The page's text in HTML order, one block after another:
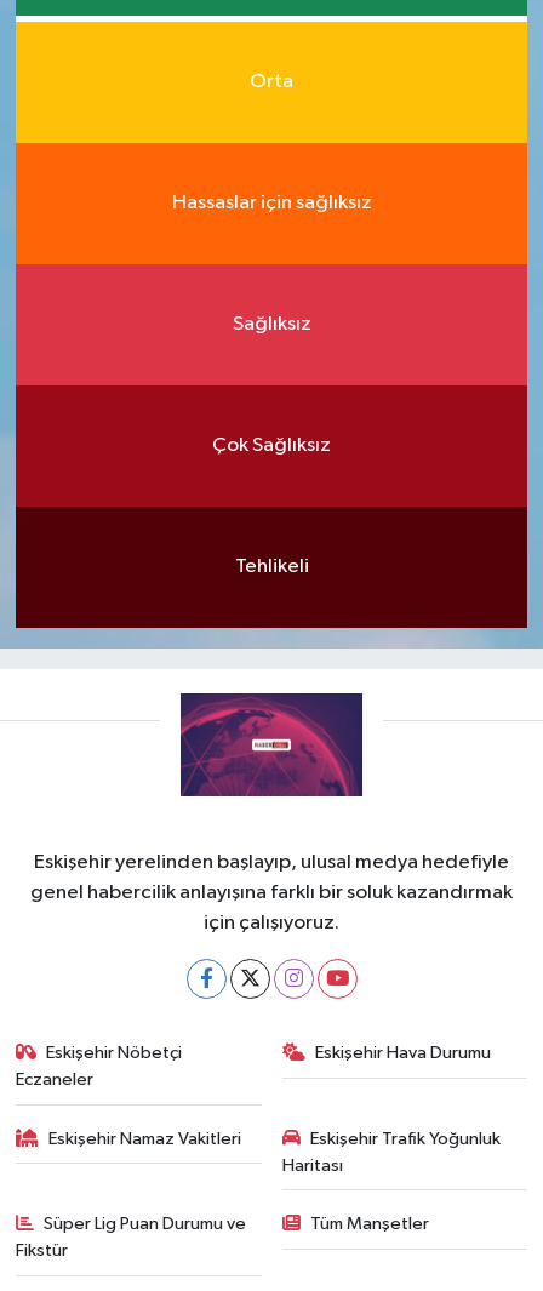
Orta
Hassaslar için sağlıksız
Sağlıksız
Çok Sağlıksız
Tehlikeli
Eskişehir yerelinden başlayıp, ulusal medya hedefiyle
genel habercilik anlayışına farklı bir soluk kazandırmak
için çalışıyoruz.
Eskişehir Nöbetçi
Eczaneler
Eskişehir Hava Durumu
Eskişehir Namaz Vakitleri
Eskişehir Trafik Yoğunluk
Haritası
Süper Lig Puan Durumu ve
Fikstür
Tüm Manşetler